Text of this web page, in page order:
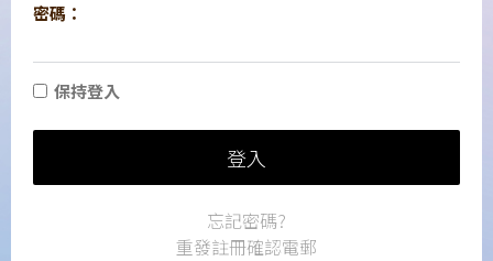
密碼：
保持登入
登入
忘記密碼?
重發註冊確認電郵